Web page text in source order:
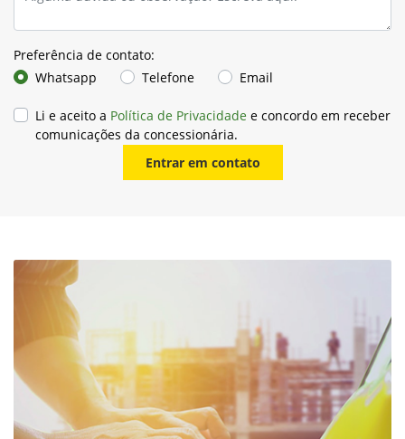
Preferência de contato:
Whatsapp
Telefone Email
Li e aceito a Política de Privacidade e concordo em receber
comunicações da concessionária.
Entrar em contato